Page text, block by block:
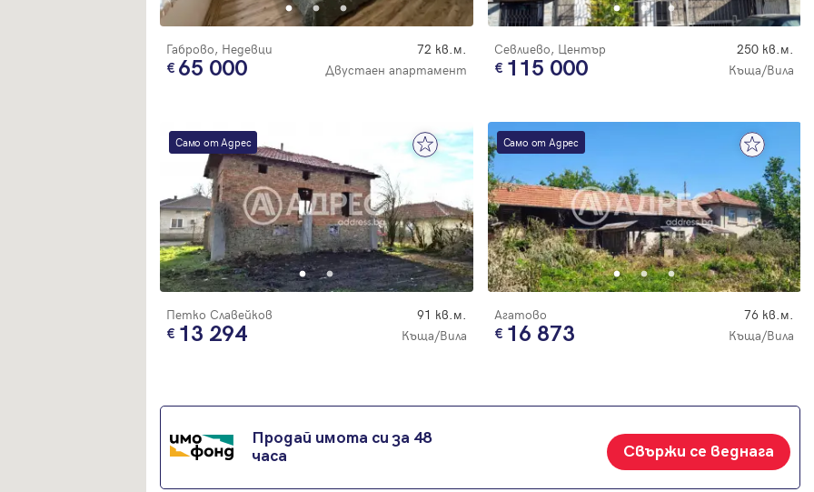
Габрово, Недевци 72 кв.м.
65 000 Двустаен апартамент
Севлиево, Център 250 кв.м.
115 000 Къща/Вила
Само от Адрес
Петко Славейков 91 кв.м.
13 294 Къща/Вила
Само от Адрес
Агатово 76 кв.м.
16 873 Къща/Вила
Продай имота си за 48
часа
Свържи се веднага